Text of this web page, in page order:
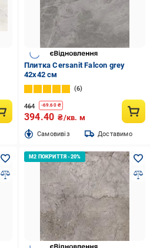
Плитка Cersanit Falcon grey
42x42 см
6
464 -69.60₴
394.40 ₴/кв. м
Cамовивіз Доставимо